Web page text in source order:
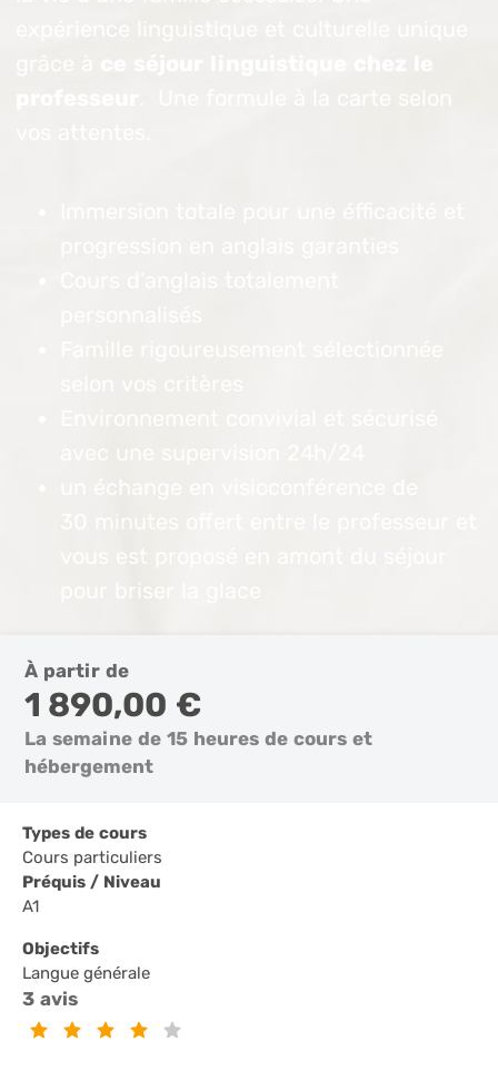
un échange en visioconférence de
30 minutes offert entre le professeur et
vous est proposé en amont du séjour
pour briser la glace
À partir de
1 890,00 €
La semaine de 15 heures de cours et
hébergement
Types de cours
Cours particuliers
Préquis / Niveau
A1
Objectifs
Langue générale
3 avis